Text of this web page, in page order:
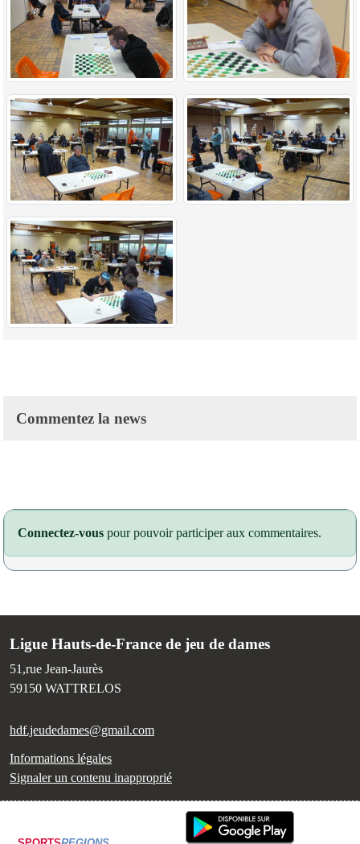
Commentez la news
Connectez-vous pour pouvoir participer aux commentaires.
Ligue Hauts-de-France de jeu de dames
51,rue Jean-Jaurès
59150 WATTRELOS
hdf.jeudedames@gmail.com
Informations légales
Signaler un contenu inapproprié